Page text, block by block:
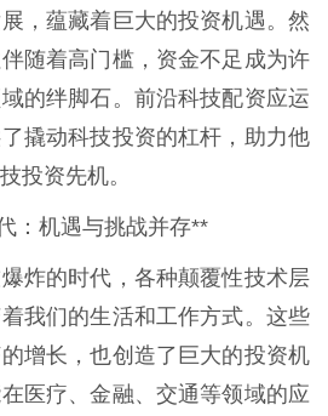
，蕴藏着巨大的投资机遇。然
随着高门槛，资金不足成为许
的绊脚石。前沿科技配资应运
撬动科技投资的杠杆，助力他
投资先机。
：机遇与挑战并存**
炸的时代，各种颠覆性技术层
我们的生活和工作方式。这些
增长，也创造了巨大的投资机
医疗、金融、交通等领域的应